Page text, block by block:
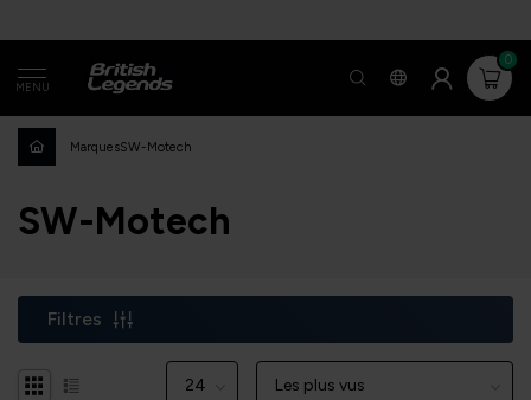
MENU
0
MarquesSW-Motech
SW-Motech
Filtres